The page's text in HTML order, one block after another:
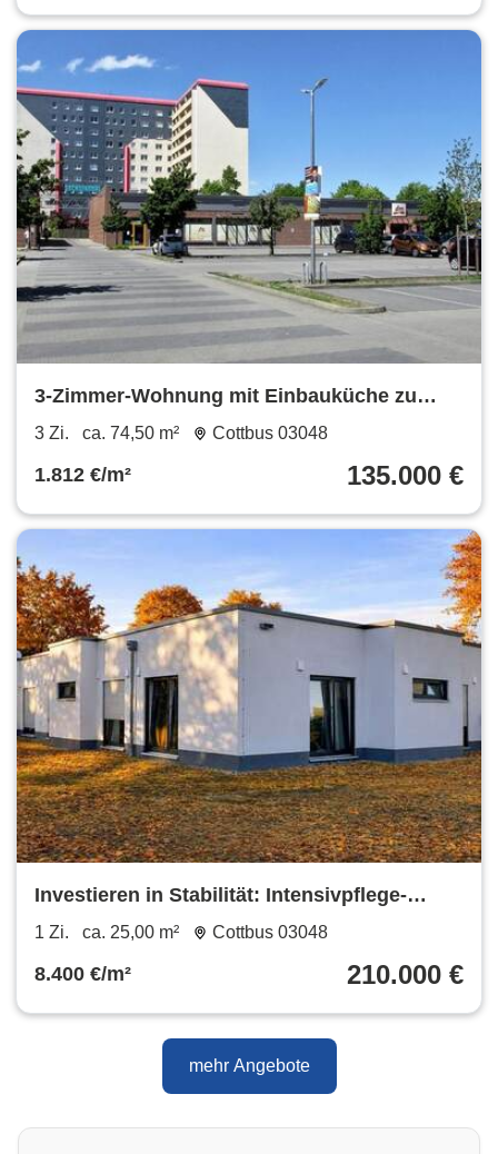
3-Zimmer-Wohnung mit Einbauküche zu
verkaufen
3 Zi. ca. 74,50 m² Cottbus 03048
1.812 €/m² 135.000 €
Investieren in Stabilität: Intensivpflege-
Apartment in Cottbus mit 5,5%
1 Zi. ca. 25,00 m² Cottbus 03048
8.400 €/m² 210.000 €
mehr Angebote